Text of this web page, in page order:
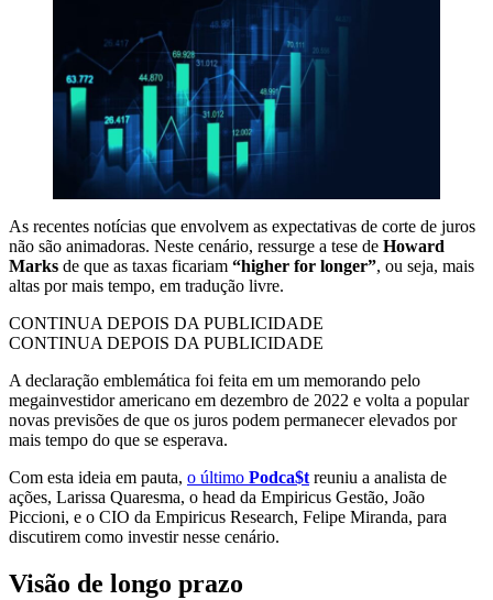
As recentes notícias que envolvem as expectativas de corte de juros
não são animadoras. Neste cenário, ressurge a tese de Howard
Marks de que as taxas ficariam “higher for longer”, ou seja, mais
altas por mais tempo, em tradução livre.
CONTINUA DEPOIS DA PUBLICIDADE
CONTINUA DEPOIS DA PUBLICIDADE
A declaração emblemática foi feita em um memorando pelo
megainvestidor americano em dezembro de 2022 e volta a popular
novas previsões de que os juros podem permanecer elevados por
mais tempo do que se esperava.
Com esta ideia em pauta, o último Podca$t reuniu a analista de
ações, Larissa Quaresma, o head da Empiricus Gestão, João
Piccioni, e o CIO da Empiricus Research, Felipe Miranda, para
discutirem como investir nesse cenário.
Visão de longo prazo